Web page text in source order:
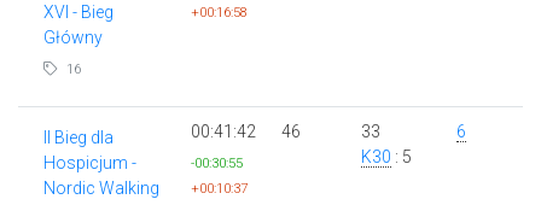
XVI - Bieg
Główny
16
+00:16:58
II Bieg dla
Hospicjum -
Nordic Walking
00:41:42
-00:30:55
+00:10:37
46
33
K30 : 5
6